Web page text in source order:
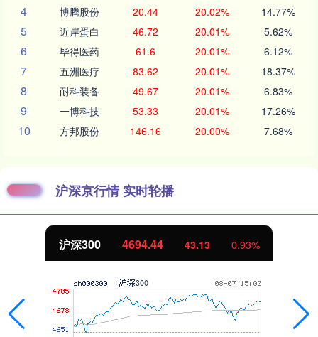
4 博腾股份 20.44 20.02% 14.77%
5 近岸蛋白 46.72 20.01% 5.62%
6 毕得医药 61.6 20.01% 6.12%
7 五洲医疗 83.62 20.01% 18.37%
8 耐科装备 49.67 20.01% 6.83%
9 一博科技 53.33 20.01% 17.26%
10 方邦股份 146.16 20.00% 7.68%
沪深京行情 实时轮播
沪深300 4694.44 43.13 0.93%